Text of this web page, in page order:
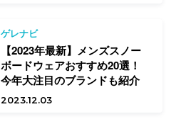
ゲレナビ
【2023年最新】メンズスノー
ボードウェアおすすめ20選！
今年大注目のブランドも紹介
2023.12.03